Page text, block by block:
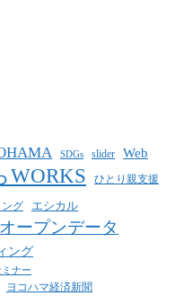
SDGs slider Web
WORKS ひとり親支援
グ エシカル
オープンデータ
ング
ミナー
ヨコハマ経済新聞